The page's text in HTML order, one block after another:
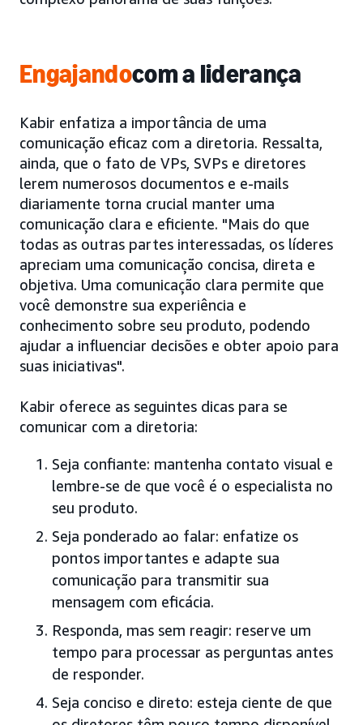
Engajandocom a liderança
Kabir enfatiza a importância de uma
comunicação eficaz com a diretoria. Ressalta,
ainda, que o fato de VPs, SVPs e diretores
lerem numerosos documentos e e-mails
diariamente torna crucial manter uma
comunicação clara e eficiente. "Mais do que
todas as outras partes interessadas, os líderes
apreciam uma comunicação concisa, direta e
objetiva. Uma comunicação clara permite que
você demonstre sua experiência e
conhecimento sobre seu produto, podendo
ajudar a influenciar decisões e obter apoio para
suas iniciativas".
Kabir oferece as seguintes dicas para se
comunicar com a diretoria:
Seja confiante: mantenha contato visual e
lembre-se de que você é o especialista no
seu produto.
Seja ponderado ao falar: enfatize os
pontos importantes e adapte sua
comunicação para transmitir sua
mensagem com eficácia.
Responda, mas sem reagir: reserve um
tempo para processar as perguntas antes
de responder.
Seja conciso e direto: esteja ciente de que